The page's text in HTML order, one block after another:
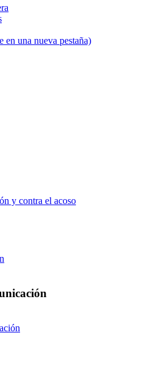
en una nueva pestaña)
y contra el acoso